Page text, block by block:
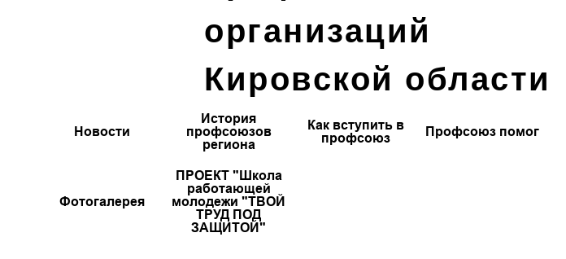
организаций
Кировской области
Новости
История
профсоюзов
региона
Как вступить в
профсоюз
Профсоюз помог
Фотогалерея
ПРОЕКТ "Школа
работающей
молодежи "ТВОЙ
ТРУД ПОД
ЗАЩИТОЙ"